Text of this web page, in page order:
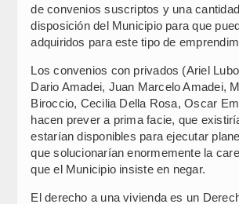
de convenios suscriptos y una
disposición del Municipio para que
adquiridos para este tipo de
Los convenios con privados (Ariel
Dario Amadei, Juan Marcelo Amadei,
Biroccio, Cecilia Della Rosa, Oscar
hacen prever a prima facie, que
estarían disponibles para ejecutar
que solucionarían enormemente la
que el Municipio insiste en negar.
El derecho a una vivienda es un